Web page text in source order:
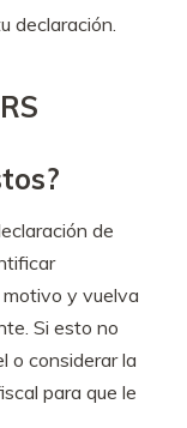
declaración.
de
y vuelva
Si esto no
o considerar la
para que le